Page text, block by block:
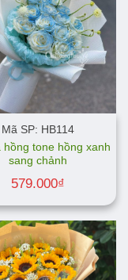
Mã SP: HB114
hồng tone hồng xanh
sang chảnh
579.000₫